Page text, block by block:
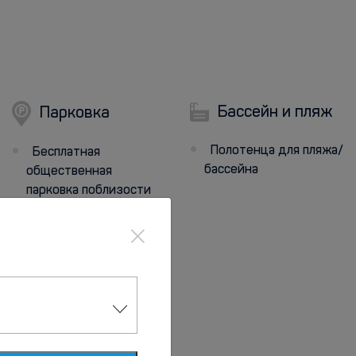
Парковка
Бесплатная
общественная
парковка поблизости
Бассейн и пляж
Полотенца для пляжа/
бассейна
×